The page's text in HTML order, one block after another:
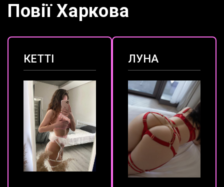
Повії Харкова
КЕТТІ ЛУНА